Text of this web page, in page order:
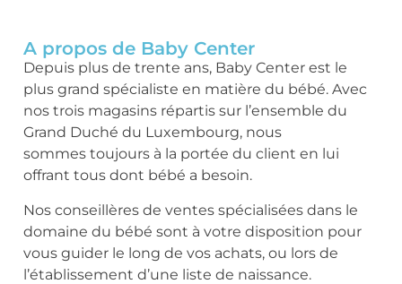
A propos de Baby Center
Depuis plus de trente ans, Baby Center est le
plus grand spécialiste en matière du bébé. Avec
nos trois magasins répartis sur l’ensemble du
Grand Duché du Luxembourg, nous
sommes toujours à la portée du client en lui
offrant tous dont bébé a besoin.
Nos conseillères de ventes spécialisées dans le
domaine du bébé sont à votre disposition pour
vous guider le long de vos achats, ou lors de
l’établissement d’une liste de naissance.